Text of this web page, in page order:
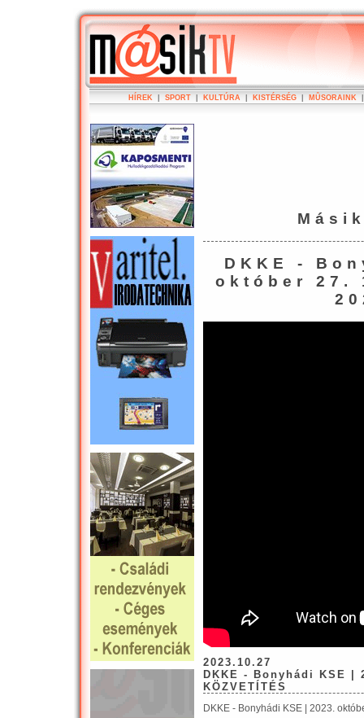
HÍREK SPORT KULTÚRA KISTÉRSÉG MÛSORAINK
DKKE -
október 27.
2023.10.27
DKKE - Bonyhádi KSE |
KÖZVETÍTÉS
DKKE - Bonyhádi KSE | 2023.